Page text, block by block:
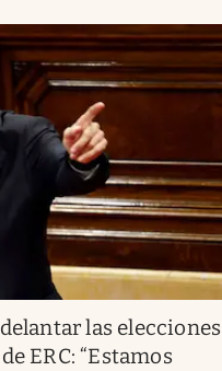
las elecciones
ERC: “Estamos